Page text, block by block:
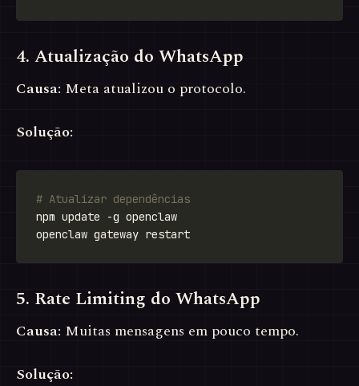
4. Atualização do WhatsApp
Causa: Meta atualizou o protocolo.
Solução:
# Atualizar dependências
5. Rate Limiting do WhatsApp
Causa: Muitas mensagens em pouco tempo.
Solução: